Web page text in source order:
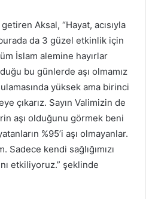
Aksal, “Hayat, acısıyla
da 3 güzel etkinlik için
İslam alemine hayırlar
bu günlerde aşı olmamız
yüksek ama birinci
çıkarız. Sayın Valimizin de
aşı olduğunu görmek beni
%95’i aşı olmayanlar.
Sadece kendi sağlığımızı
etkiliyoruz.” şeklinde